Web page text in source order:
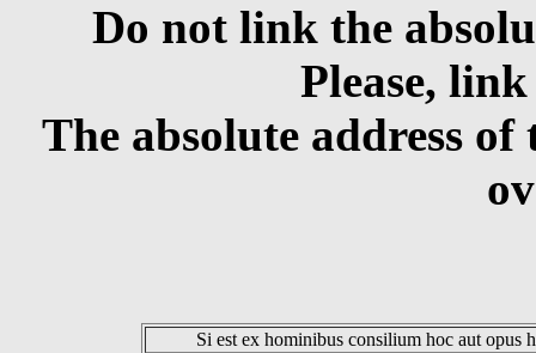
Do not link the
Please,
The absolute address
Si est ex hominibus consilium hoc aut opus